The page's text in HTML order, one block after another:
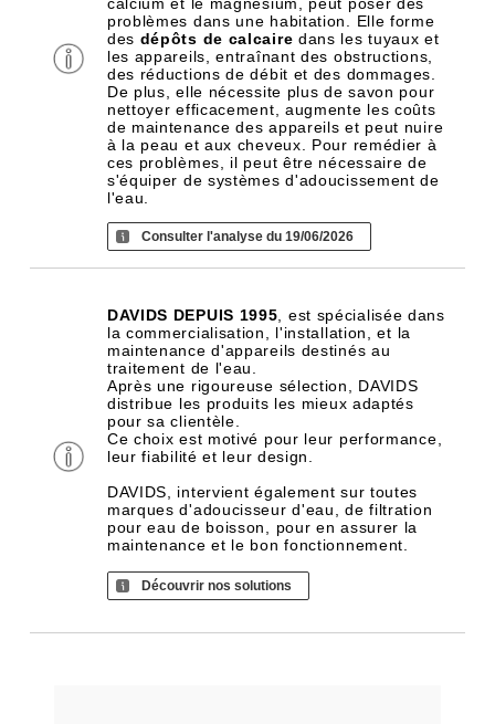
problèmes dans une habitation. Elle forme
des dépôts de calcaire dans les tuyaux et
les appareils, entraînant des obstructions,
des réductions de débit et des dommages.
De plus, elle nécessite plus de savon pour
nettoyer efficacement, augmente les coûts
de maintenance des appareils et peut nuire
à la peau et aux cheveux. Pour remédier à
ces problèmes, il peut être nécessaire de
s'équiper de systèmes d'adoucissement de
l'eau.
Consulter l'analyse du 19/06/2026
DAVIDS DEPUIS 1995 , est spécialisée dans
la commercialisation, l'installation, et la
maintenance d'appareils destinés au
traitement de l'eau.
Après une rigoureuse sélection, DAVIDS
distribue les produits les mieux adaptés
pour sa clientèle.
Ce choix est motivé pour leur performance,
leur fiabilité et leur design.
DAVIDS, intervient également sur toutes
marques d'adoucisseur d'eau, de filtration
pour eau de boisson, pour en assurer la
maintenance et le bon fonctionnement.
Découvrir nos solutions